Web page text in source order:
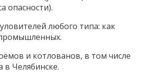
опасности).
любого типа: как
и котлованов, в том числе
в Челябинске.